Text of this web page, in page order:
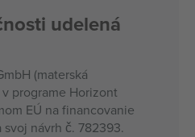
udelená
(materská
programe Horizont
EÚ na financovanie
návrh č. 782393.